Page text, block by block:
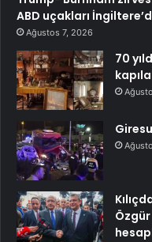
ABD uçakları
Ağustos 7, 2026
70